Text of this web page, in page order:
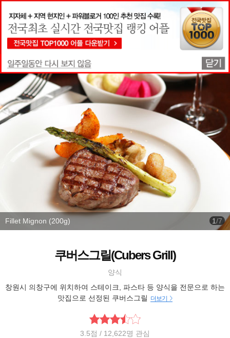
맛집상세정보
Fillet Mignon (200g) 1/7
쿠버스그릴(Cubers Grill)
양식
창원시 의창구에 위치하여 스테이크, 파스타 등 양식을 전문으로 하는
맛집으로 선정된 쿠버스그릴 더보기
3.5점 / 12,622명 관심